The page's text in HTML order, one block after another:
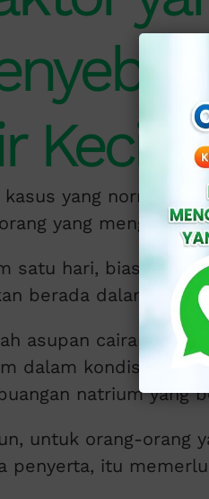
Kecil
kasus yang normal,
yang
satu hari, biasanya
berada dalam
asupan cairan yang
dalam kondisi suhu
natrium yang
untuk orang-orang
penyerta, itu